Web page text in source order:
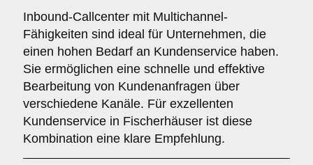
Inbound-Callcenter mit Multichannel-
Fähigkeiten sind ideal für Unternehmen, die
einen hohen Bedarf an Kundenservice haben.
Sie ermöglichen eine schnelle und effektive
Bearbeitung von Kundenanfragen über
verschiedene Kanäle. Für exzellenten
Kundenservice in Fischerhäuser ist diese
Kombination eine klare Empfehlung.